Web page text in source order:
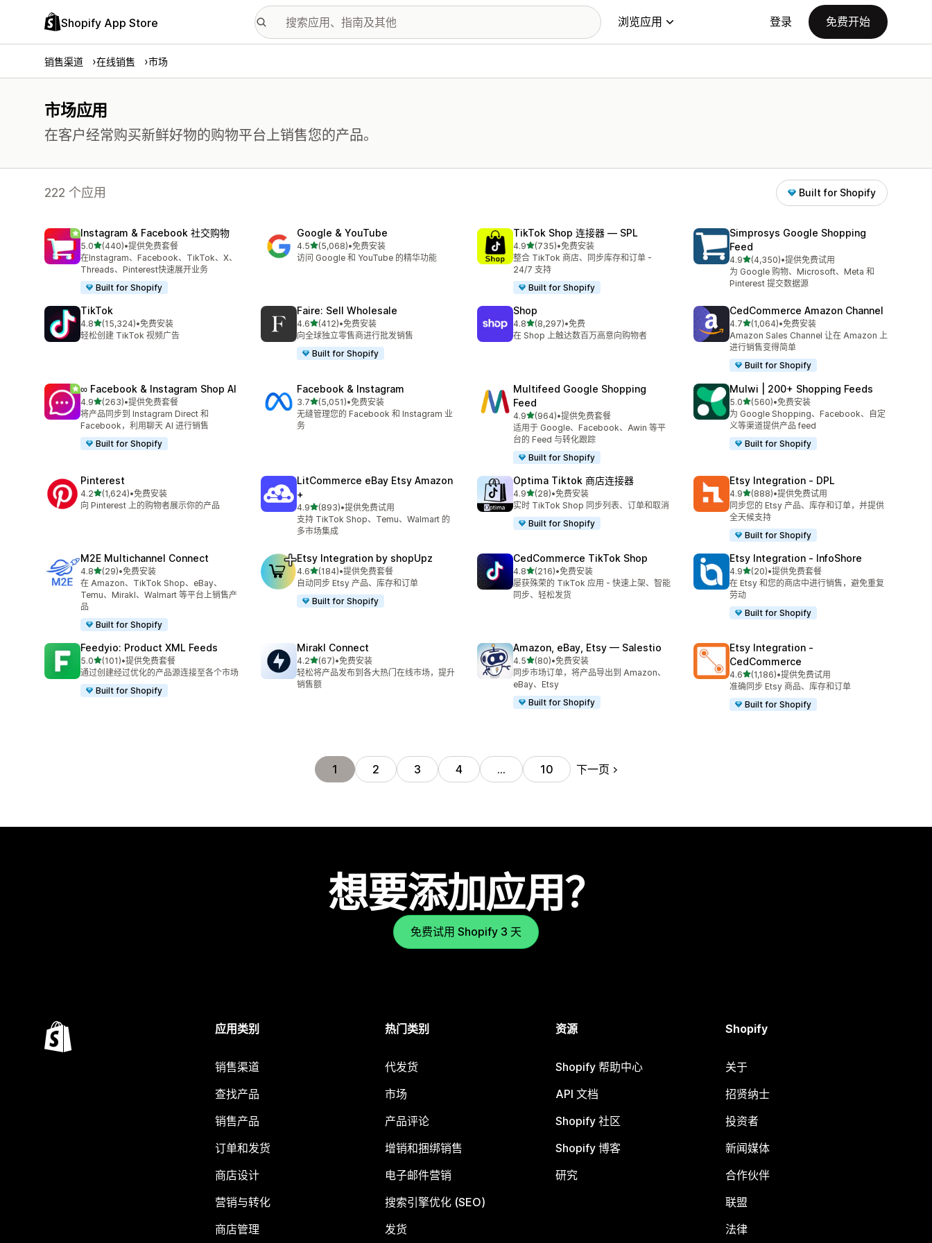
Shopify App Store 浏览应用 登录 免费开始
销售渠道 在线销售 市场
市场应用
在客户经常购买新鲜好物的购物平台上销售您的产品。
222 个应用 Built for Shopify
Instagram & Facebook 社交购物
5.0星（满分 5 星）
(440)
总共 440 条评论
•提供免费套餐
在Instagram、Facebook、TikTok、X、
Threads、Pinterest快速展开业务
Built for Shopify
Google & YouTube
4.5星（满分 5 星）
(5,068)
总共 5068 条评论
•免费安装
访问 Google 和 YouTube 的精华功能
TikTok Shop 连接器 — SPL
4.9星（满分 5 星）
(735)
总共 735 条评论
•免费安装
整合 TikTok 商店、同步库存和订单 -
24/7 支持
Built for Shopify
Simprosys Google Shopping
Feed
4.9星（满分 5 星）
(4,350)
总共 4350 条评论
•提供免费试用
为 Google 购物、Microsoft、Meta 和
Pinterest 提交数据源
TikTok
4.8星（满分 5 星）
(15,324)
总共 15324 条评论
•免费安装
轻松创建 TikTok 视频广告
Faire: Sell Wholesale
4.6星（满分 5 星）
(412)
总共 412 条评论
•免费安装
向全球独立零售商进行批发销售
Built for Shopify
Shop
4.8星（满分 5 星）
(8,297)
总共 8297 条评论
•免费
在 Shop 上触达数百万高意向购物者
CedCommerce Amazon Channel
4.7星（满分 5 星）
(1,064)
总共 1064 条评论
•免费安装
Amazon Sales Channel 让在 Amazon 上
进行销售变得简单
Built for Shopify
∞ Facebook & Instagram Shop AI
4.9星（满分 5 星）
(263)
总共 263 条评论
•提供免费套餐
将产品同步到 Instagram Direct 和
Facebook，利用聊天 AI 进行销售
Built for Shopify
Facebook & Instagram
3.7星（满分 5 星）
(5,051)
总共 5051 条评论
•免费安装
无缝管理您的 Facebook 和 Instagram 业
务
Multifeed Google Shopping
Feed
4.9星（满分 5 星）
(964)
总共 964 条评论
•提供免费套餐
适用于 Google、Facebook、Awin 等平
台的 Feed 与转化跟踪
Built for Shopify
Mulwi | 200+ Shopping Feeds
5.0星（满分 5 星）
(560)
总共 560 条评论
•免费安装
为 Google Shopping、Facebook、自定
义等渠道提供产品 feed
Built for Shopify
Pinterest
4.2星（满分 5 星）
(1,624)
总共 1624 条评论
•免费安装
向 Pinterest 上的购物者展示你的产品
LitCommerce eBay Etsy Amazon
+
4.9星（满分 5 星）
(893)
总共 893 条评论
•提供免费试用
支持 TikTok Shop、Temu、Walmart 的
多市场集成
Optima Tiktok 商店连接器
4.9星（满分 5 星）
(28)
总共 28 条评论
•免费安装
实时 TikTok Shop 同步列表、订单和取消
Built for Shopify
Etsy Integration ‑ DPL
4.9星（满分 5 星）
(888)
总共 888 条评论
•提供免费试用
同步您的 Etsy 产品、库存和订单，并提供
全天候支持
Built for Shopify
M2E Multichannel Connect
4.8星（满分 5 星）
(29)
总共 29 条评论
•免费安装
在 Amazon、TikTok Shop、eBay、
Temu、Mirakl、Walmart 等平台上销售产
品
Built for Shopify
Etsy Integration by shopUpz
4.6星（满分 5 星）
(184)
总共 184 条评论
•提供免费套餐
自动同步 Etsy 产品、库存和订单
Built for Shopify
CedCommerce TikTok Shop
4.8星（满分 5 星）
(216)
总共 216 条评论
•免费安装
屡获殊荣的 TikTok 应用 - 快速上架、智能
同步、轻松发货
Etsy Integration ‑ InfoShore
4.9星（满分 5 星）
(20)
总共 20 条评论
•提供免费套餐
在 Etsy 和您的商店中进行销售，避免重复
劳动
Built for Shopify
Feedyio: Product XML Feeds
5.0星（满分 5 星）
(101)
总共 101 条评论
•提供免费套餐
通过创建经过优化的产品源连接至各个市场
Built for Shopify
Mirakl Connect
4.2星（满分 5 星）
(67)
总共 67 条评论
•免费安装
轻松将产品发布到各大热门在线市场，提升
销售额
Amazon, eBay, Etsy — Salestio
4.5星（满分 5 星）
(80)
总共 80 条评论
•免费安装
同步市场订单，将产品导出到 Amazon、
eBay、Etsy
Built for Shopify
Etsy Integration ‑
CedCommerce
4.6星（满分 5 星）
(1,186)
总共 1186 条评论
•提供免费试用
准确同步 Etsy 商品、库存和订单
Built for Shopify
1 2 3 4 … 10 下一页
想要添加应用？
免费试用 Shopify 3 天
应用类别
销售渠道
查找产品
销售产品
订单和发货
商店设计
营销与转化
商店管理
热门类别
代发货
市场
产品评论
增销和捆绑销售
电子邮件营销
搜索引擎优化 (SEO)
发货
资源
Shopify 帮助中心
API 文档
Shopify 社区
Shopify 博客
研究
Shopify
关于
招贤纳士
投资者
新闻媒体
合作伙伴
联盟
法律